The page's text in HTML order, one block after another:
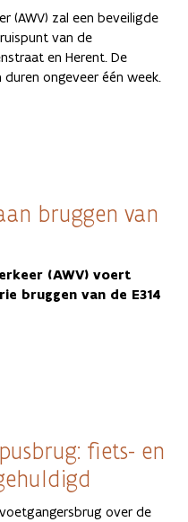
(AWV) zal een beveiligde
van de
en Herent. De
ongeveer één week.
bruggen van
(AWV) voert
bruggen van de E314
fiets- en
over de